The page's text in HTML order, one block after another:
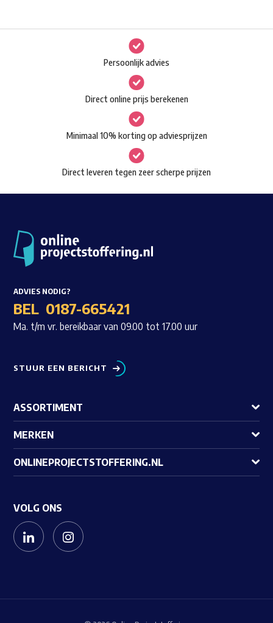
Waar ben je naar op zoek?
Deze
optie
kan
gekozen
worden
op
de
productpagina
Persoonlijk advies
Direct online prijs berekenen
Minimaal 10% korting op adviesprijzen
Direct leveren tegen zeer scherpe prijzen
ADVIES NODIG?
BEL 0187-665421
Ma. t/m vr. bereikbaar van 09.00 tot 17.00 uur
STUUR EEN BERICHT
ASSORTIMENT
MERKEN
ONLINEPROJECTSTOFFERING.NL
VOLG ONS